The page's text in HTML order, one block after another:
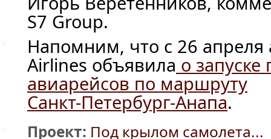
S7 Group.
Напомним, что с 26 апреля
Airlines объявила о
авиарейсов по маршруту
Санкт-Петербург-Анапа.
Проект: Под крылом самолета...